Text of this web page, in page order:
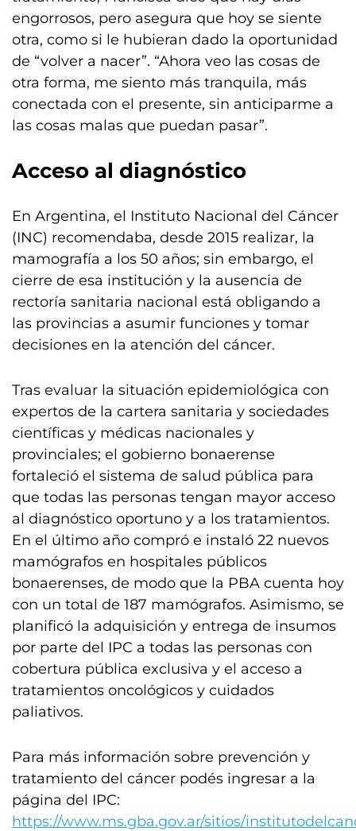
engorrosos, pero asegura que hoy se siente
otra, como si le hubieran dado la oportunidad
de “volver a nacer”. “Ahora veo las cosas de
otra forma, me siento más tranquila, más
conectada con el presente, sin anticiparme a
las cosas malas que puedan pasar”.
Acceso al diagnóstico
En Argentina, el Instituto Nacional del Cáncer
(INC) recomendaba, desde 2015 realizar, la
mamografía a los 50 años; sin embargo, el
cierre de esa institución y la ausencia de
rectoría sanitaria nacional está obligando a
las provincias a asumir funciones y tomar
decisiones en la atención del cáncer.
Tras evaluar la situación epidemiológica con
expertos de la cartera sanitaria y sociedades
científicas y médicas nacionales y
provinciales; el gobierno bonaerense
fortaleció el sistema de salud pública para
que todas las personas tengan mayor acceso
al diagnóstico oportuno y a los tratamientos.
En el último año compró e instaló 22 nuevos
mamógrafos en hospitales públicos
bonaerenses, de modo que la PBA cuenta hoy
con un total de 187 mamógrafos. Asimismo, se
planificó la adquisición y entrega de insumos
por parte del IPC a todas las personas con
cobertura pública exclusiva y el acceso a
tratamientos oncológicos y cuidados
paliativos.
Para más información sobre prevención y
tratamiento del cáncer podés ingresar a la
página del IPC:
https://www.ms.gba.gov.ar/sitios/